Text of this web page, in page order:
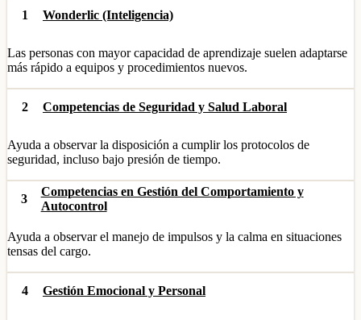
1 Wonderlic (Inteligencia)
Las personas con mayor capacidad de aprendizaje suelen adaptarse
más rápido a equipos y procedimientos nuevos.
2 Competencias de Seguridad y Salud Laboral
Ayuda a observar la disposición a cumplir los protocolos de
seguridad, incluso bajo presión de tiempo.
3
Competencias en Gestión del Comportamiento y
Autocontrol
Ayuda a observar el manejo de impulsos y la calma en situaciones
tensas del cargo.
4 Gestión Emocional y Personal